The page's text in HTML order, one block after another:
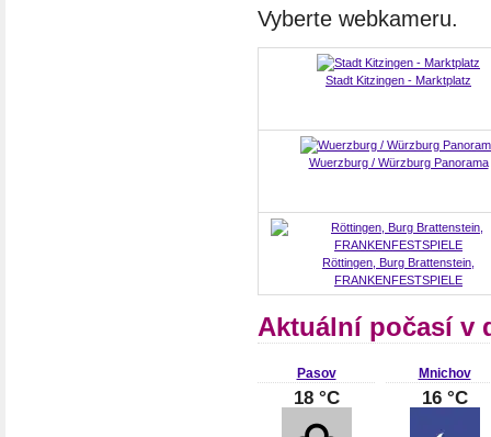
Vyberte webkameru.
Stadt Kitzingen - Marktplatz
Wuerzburg / Würzburg Panorama
Röttingen, Burg Brattenstein,
FRANKENFESTSPIELE
Aktuální počasí v
Pasov
18 °C
Mnichov
16 °C